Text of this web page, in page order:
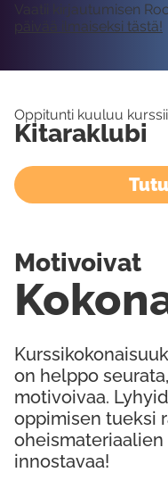
Vaatii kirjautumisen
päivää ilmaiseksi tästä!
Oppitunti kuuluu
Kitaraklubi
on helppo
motivoivaa.
oppimisen tueksi
innostavaa!
Motivoivat